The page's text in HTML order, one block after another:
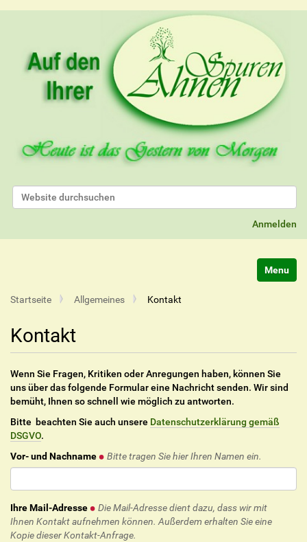
Website durchsuchen
Anmelden
Startseite Allgemeines Kontakt
Kontakt
Wenn Sie Fragen, Kritiken oder Anregungen haben, können Sie
uns über das folgende Formular eine Nachricht senden. Wir sind
bemüht, Ihnen so schnell wie möglich zu antworten.
Bitte beachten Sie auch unsere Datenschutzerklärung gemäß
DSGVO.
Vor- und Nachname
Bitte tragen Sie hier Ihren Namen ein.
Ihre Mail-Adresse
Die Mail-Adresse dient dazu, dass wir mit
Ihnen Kontakt aufnehmen können. Außerdem erhalten Sie eine
Kopie dieser Kontakt-Anfrage.